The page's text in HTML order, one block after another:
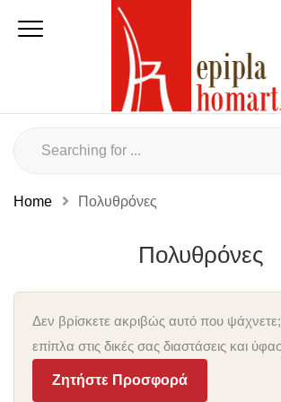
Home Πολυθρόνες
Πολυθρόνες
Δεν βρίσκετε ακριβώς αυτό που
επίπλα στις δικές σας διαστάσεις και
Ζητήστε Προσφορά